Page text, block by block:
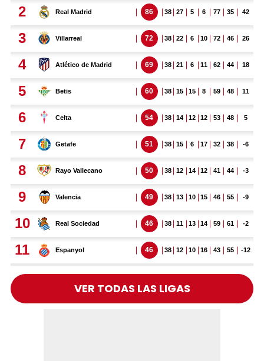
VER TODAS LAS LIGAS